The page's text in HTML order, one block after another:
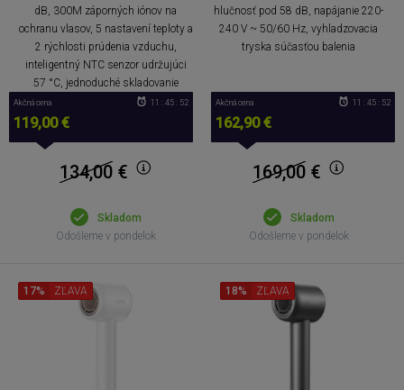
dB, 300M záporných iónov na
ochranu vlasov, 5 nastavení teploty a
2 rýchlosti prúdenia vzduchu,
inteligentný NTC senzor udržujúci
57 °C, jednoduché skladovanie
Akčná cena
119,00 €
11 : 45 : 51
134,00 €
Skladom
Odošleme v pondelok
hlučnosť pod 58 dB, napájanie 220-
240 V ~ 50/60 Hz, vyhladzovacia
tryska súčasťou balenia
Akčná cena
162,90 €
11 : 45 : 51
169,00 €
Skladom
Odošleme v pondelok
17% ZĽAVA 18% ZĽAVA